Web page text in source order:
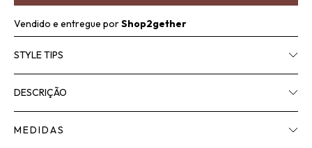
Vendido e entregue porShop2gether
STYLE TIPS
DESCRIÇÃO
MEDIDAS